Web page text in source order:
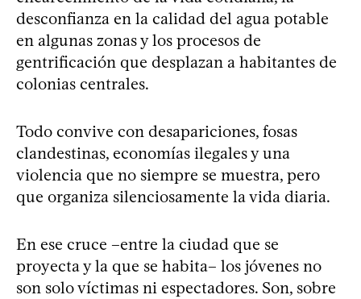
desconfianza en la calidad del agua potable
en algunas zonas y los procesos de
gentrificación que desplazan a habitantes de
colonias centrales.
Todo convive con desapariciones, fosas
clandestinas, economías ilegales y una
violencia que no siempre se muestra, pero
que organiza silenciosamente la vida diaria.
En ese cruce –entre la ciudad que se
proyecta y la que se habita– los jóvenes no
son solo víctimas ni espectadores. Son, sobre